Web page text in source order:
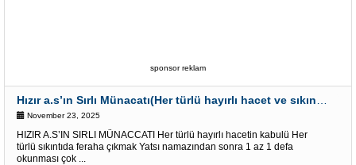
sponsor reklam
November 23, 2025
HIZIR A.S’IN SIRLI MÜNACCATI Her türlü hayırlı hacetin kabulü Her
türlü sıkıntıda feraha çıkmak Yatsı namazından sonra 1 az 1 defa
okunması çok ...